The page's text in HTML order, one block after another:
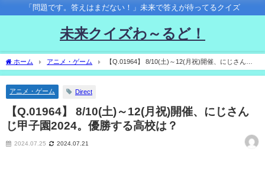
「問題です。答えはまだない！」未来で答えが待ってるクイズ
未来クイズわ～るど！
ホーム アニメ・ゲーム
【Q.01964】 8/10(土)～12(月祝)開催、にじさんじ
甲子園2024。優勝する高校は？
アニメ・ゲーム Direct
【Q.01964】 8/10(土)～12(月祝)開催、にじさん
じ甲子園2024。優勝する高校は？
2024.07.25 2024.07.21